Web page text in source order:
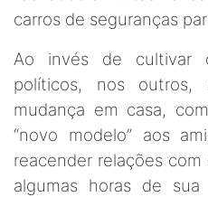
carros de seguranças
Ao invés de cultivar
políticos, nos
mudança em casa,
“novo modelo” aos
reacender relações
algumas horas de